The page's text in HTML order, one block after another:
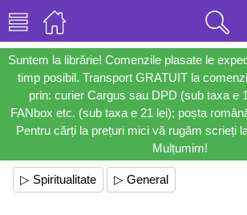
Suntem la librărie! Comenzile plasate le
timp posibil. Transport GRATUIT la
prin: curier Cargus sau DPD (sub taxa e
FANbox etc. (sub taxa e 21 lei); poșta
Pentru cărți la prețuri mici vă rugăm scrieți
Mulțumim!
▷ Spiritualitate ▷ General